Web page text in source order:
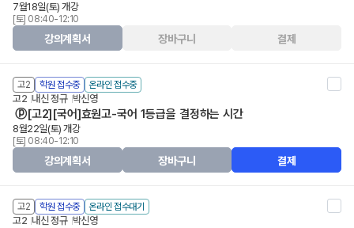
7월18일(토) 개강
[토] 08:40-12:10
강의계획서 장바구니 결제
고2 학원 접수중 온라인 접수중
고2 내신 정규 박신영
ⓟ[고2][국어]효원고-국어 1등급을 결정하는 시간
8월22일(토) 개강
[토] 08:40-12:10
강의계획서 장바구니 결제
고2 학원 접수중 온라인 접수대기
고2 내신 정규 박신영